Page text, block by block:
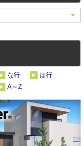
な行
は行
A～Z